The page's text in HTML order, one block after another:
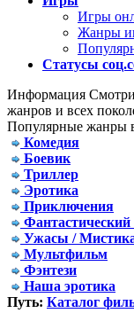
Игры
Жанры
Статусы
Информация
жанров и всех
Популярные жанры
Комедия
Боевик
Триллер
Эротика
Приключения
Фантастический
Ужасы /
Мультфильм
Фэнтези
Наша эротика
Путь: Каталог